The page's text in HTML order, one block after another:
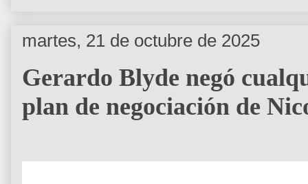
martes, 21 de octubre de 2025
Gerardo Blyde negó
plan de negociación de